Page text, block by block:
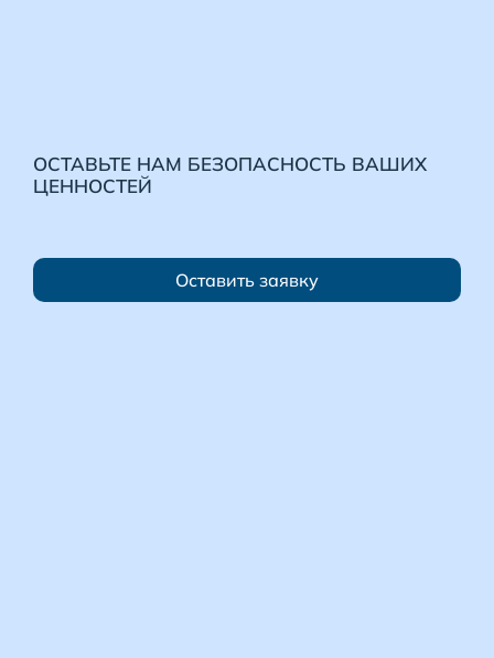
ОСТАВЬТЕ НАМ БЕЗОПАСНОСТЬ ВАШИХ
ЦЕННОСТЕЙ
Оставить заявку